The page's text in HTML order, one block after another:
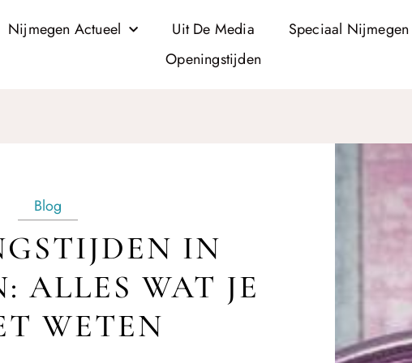
Nijmegen Actueel Uit De Media
Speciaal Nijmegen
Openingstijden
Blog
IN
ALLES WAT JE
WETEN